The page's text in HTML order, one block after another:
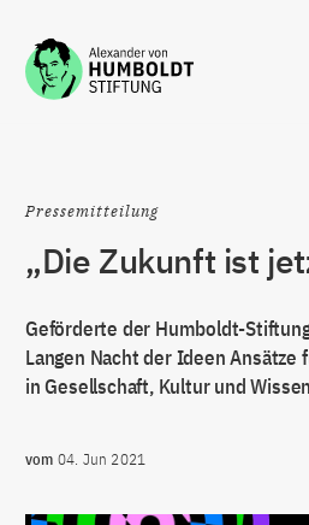
Zum Inhalt springen
Pressemitteilung
„Die Zukunft ist
Geförderte der Humboldt-
Langen Nacht der Ideen Ansätze
in Gesellschaft, Kultur und
vom 04. Jun 2021